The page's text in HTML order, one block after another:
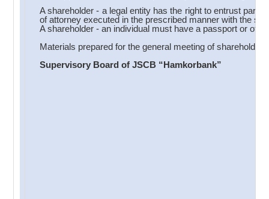
A shareholder - a legal entity has the right to entrust
of attorney executed in the prescribed manner with the
A shareholder - an individual must have a passport or
Materials prepared for the general meeting of
Supervisory Board of JSCB “Hamkorbank”